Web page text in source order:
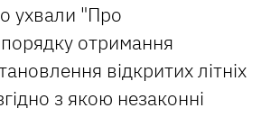
ухвали "Про
отримання
відкритих літніх
з якою незаконні